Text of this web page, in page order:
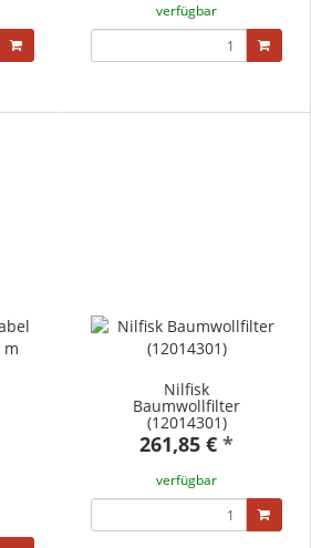
verfügbar
Nilfisk
Baumwollfilter
(12014301)
261,85 € *
verfügbar